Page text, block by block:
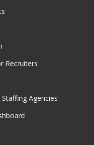
Recruiters
Agencies